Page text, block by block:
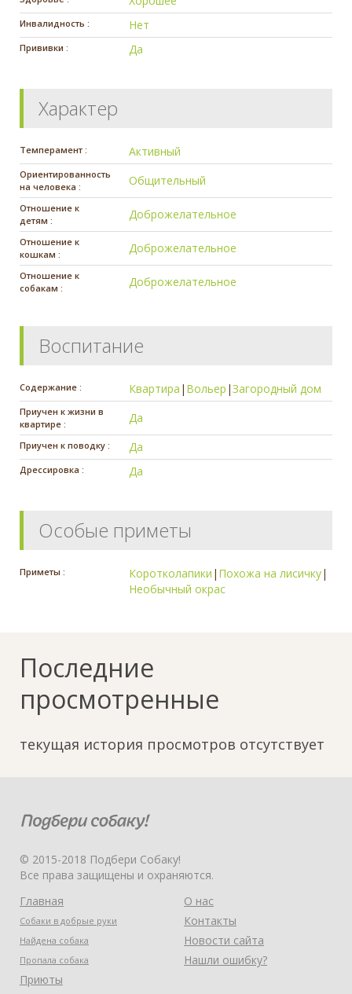
Инвалидность : Нет
Прививки : Да
Характер
Темперамент : Активный
Ориентированность
на человека :
Общительный
Отношение к
детям :
Доброжелательное
Отношение к
кошкам :
Доброжелательное
Отношение к
собакам :
Доброжелательное
Воспитание
Содержание : Квартира | Вольер |Загородный дом
Приучен к жизни в
квартире :
Да
Приучен к поводку : Да
Дрессировка : Да
Особые приметы
Приметы : Коротколапики | Похожа на лисичку|
Необычный окрас
Последние
просмотренные
текущая история просмотров отсутствует
© 2015-2018 Подбери Собаку!
Все права защищены и охраняются.
Главная
Собаки в добрые руки
Найдена собака
Пропала собака
Приюты
О нас
Контакты
Новости сайта
Нашли ошибку?